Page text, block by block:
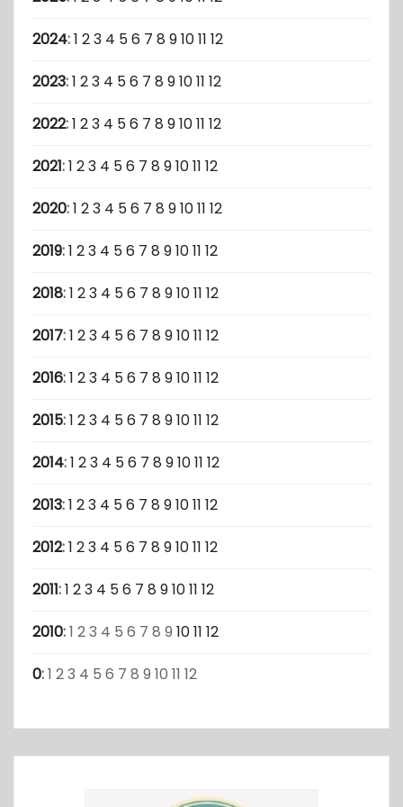
2024:1 23 4 56 7 8 91011 12
2023:1 23 4 56 7 8 91011 12
2022:1 23 4 56 7 8 91011 12
2021:1 23 4 56 7 8 91011 12
2020:1 23 4 56 7 8 91011 12
2019:1 23 4 56 7 8 91011 12
2018:1 23 4 56 7 8 91011 12
2017:1 23 4 56 7 8 91011 12
2016:1 23 4 56 7 8 91011 12
2015:1 23 4 56 7 8 91011 12
2014:1 23 4 56 7 8 91011 12
2013:1 23 4 56 7 8 91011 12
2012:1 23 4 56 7 8 91011 12
2011:1 23 4 56 7 8 91011 12
2010:1 23 4 5 6 7 8 9 1011 12
0:1 23 4 5 6 7 8 9 10 11 12